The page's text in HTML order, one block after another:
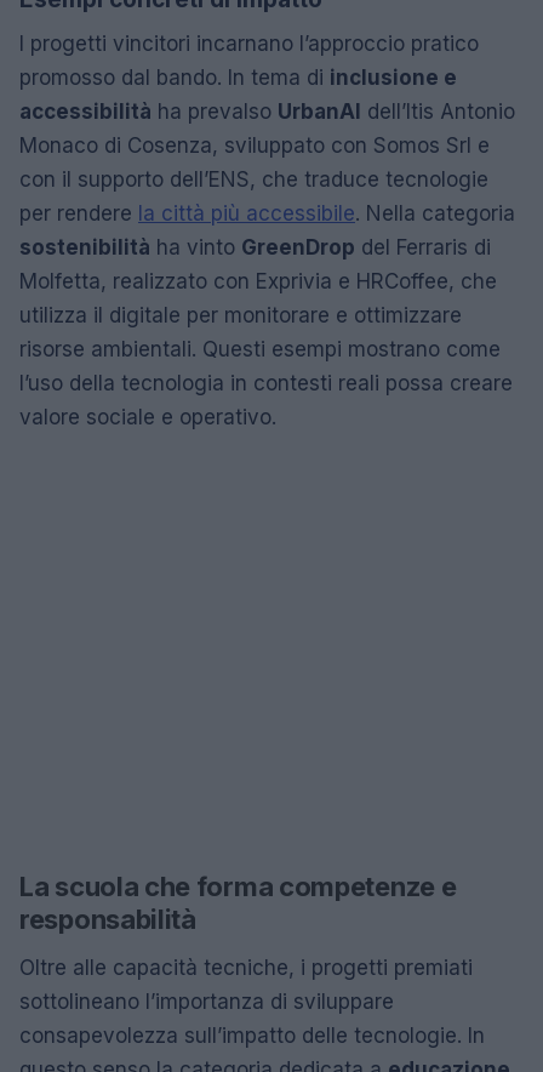
I progetti vincitori incarnano l’approccio pratico
promosso dal bando. In tema di inclusione e
accessibilità ha prevalso UrbanAI dell’Itis Antonio
Monaco di Cosenza, sviluppato con Somos Srl e
con il supporto dell’ENS, che traduce tecnologie
per rendere la città più accessibile. Nella categoria
sostenibilità ha vinto GreenDrop del Ferraris di
Molfetta, realizzato con Exprivia e HRCoffee, che
utilizza il digitale per monitorare e ottimizzare
risorse ambientali. Questi esempi mostrano come
l’uso della tecnologia in contesti reali possa creare
valore sociale e operativo.
La scuola che forma competenze e
responsabilità
Oltre alle capacità tecniche, i progetti premiati
sottolineano l’importanza di sviluppare
consapevolezza sull’impatto delle tecnologie. In